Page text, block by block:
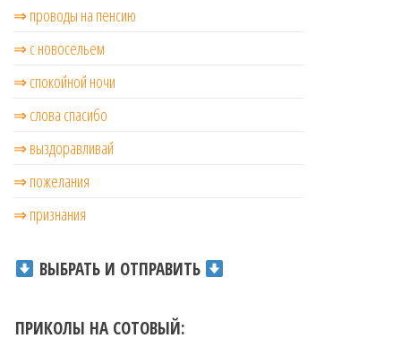
⇒ проводы на пенсию
⇒ с новосельем
⇒ cпокойной ночи
⇒ слова спасибо
⇒ выздоравливай
⇒ пожелания
⇒ признания
ВЫБРАТЬ И ОТПРАВИТЬ
ПРИКОЛЫ НА СОТОВЫЙ: